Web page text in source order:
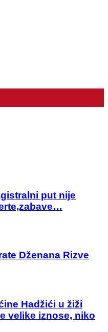
put nije
Dženana Rizve
Hadžići u žiži
velike iznose, niko